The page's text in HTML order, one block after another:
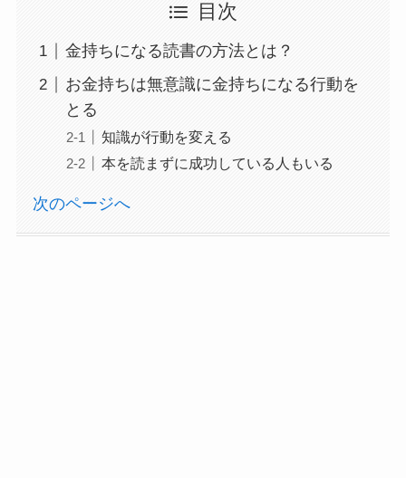
目次
金持ちになる読書の方法とは？
お金持ちは無意識に金持ちになる行動を
とる
知識が行動を変える
本を読まずに成功している人もいる
次のページへ